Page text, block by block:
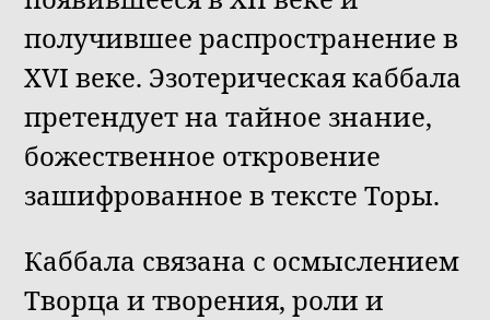
получившее распространение в
XVI веке. Эзотерическая каббала
претендует на тайное знание,
божественное откровение
зашифрованное в тексте Торы.
Каббала связана с осмыслением
Творца и творения, роли и